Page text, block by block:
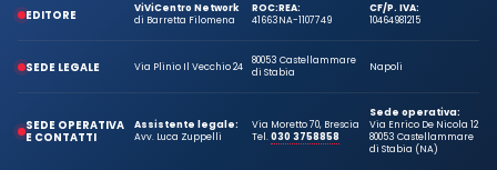
EDITORE
ViViCentro Network
di Barretta Filomena
ROC:
41663
REA:
NA-1107749
CF/P. IVA:
10464981215
SEDE LEGALE Via Plinio Il Vecchio 24
80053 Castellammare
di Stabia
Napoli
SEDE OPERATIVA
E CONTATTI
Assistente legale:
Avv. Luca Zuppelli
Via Moretto 70, Brescia
Tel.030 3758858
Sede operativa:
Via Enrico De Nicola 12
80053 Castellammare
di Stabia (NA)